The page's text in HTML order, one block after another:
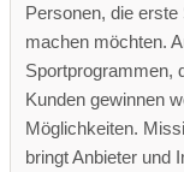
Personen, die
machen möchten.
Sportprogrammen,
Kunden gewinnen
Möglichkeiten.
bringt Anbieter und